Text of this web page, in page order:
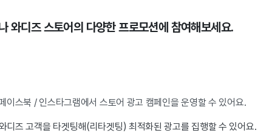
와디즈 스토어의 다양한 프로모션에 참여해보세요.
이스북 / 인스타그램에서 스토어 광고 캠페인을 운영할 수 있어요.
디즈 고객을 타겟팅해(리타겟팅) 최적화된 광고를 집행할 수 있어요.